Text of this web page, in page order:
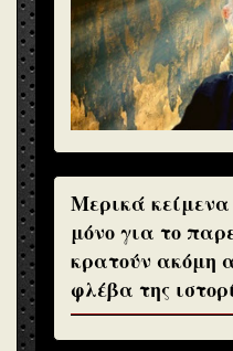
Μερικά κείμενα
μόνο για το
κρατούν ακόμη
φλέβα της